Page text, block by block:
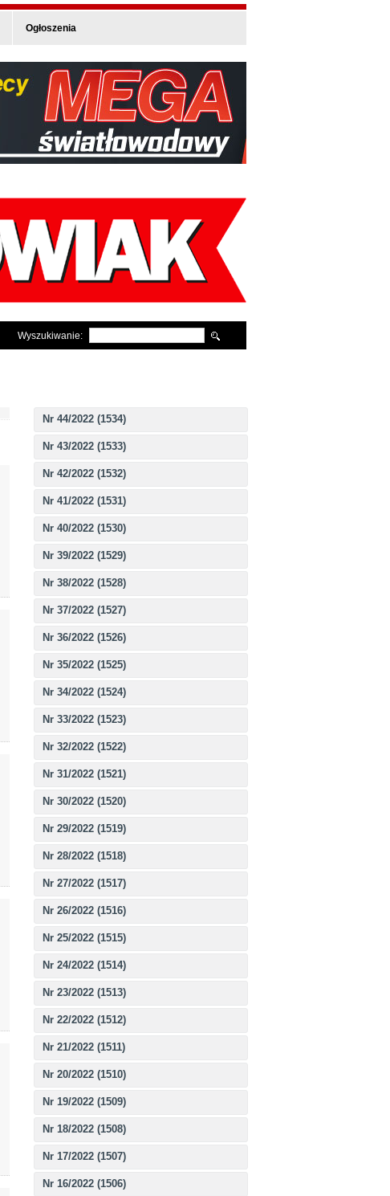
Ogłoszenia
Wyszukiwanie:
Nr 44/2022 (1534)
Nr 43/2022 (1533)
Nr 42/2022 (1532)
Nr 41/2022 (1531)
Nr 40/2022 (1530)
Nr 39/2022 (1529)
Nr 38/2022 (1528)
Nr 37/2022 (1527)
Nr 36/2022 (1526)
Nr 35/2022 (1525)
Nr 34/2022 (1524)
Nr 33/2022 (1523)
Nr 32/2022 (1522)
Nr 31/2022 (1521)
Nr 30/2022 (1520)
Nr 29/2022 (1519)
Nr 28/2022 (1518)
Nr 27/2022 (1517)
Nr 26/2022 (1516)
Nr 25/2022 (1515)
Nr 24/2022 (1514)
Nr 23/2022 (1513)
Nr 22/2022 (1512)
Nr 21/2022 (1511)
Nr 20/2022 (1510)
Nr 19/2022 (1509)
Nr 18/2022 (1508)
Nr 17/2022 (1507)
Nr 16/2022 (1506)